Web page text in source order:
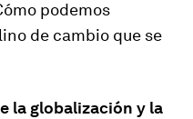
podemos
de cambio que se
la globalización y la